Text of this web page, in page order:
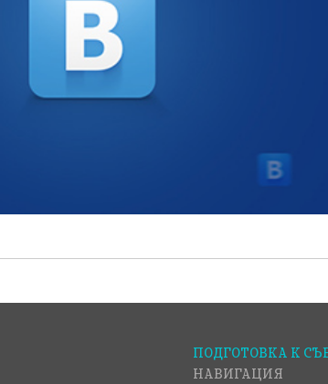
ПОДГОТОВКА К
НАВИГАЦИЯ